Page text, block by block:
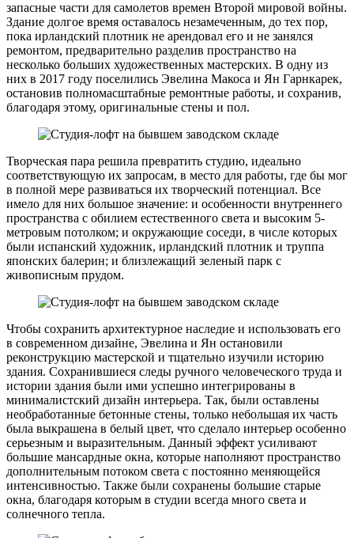
запасные части для самолетов времен Второй мировой войны.
Здание долгое время оставалось незамеченным, до тех пор,
пока ирландский плотник не арендовал его и не занялся
ремонтом, предварительно разделив пространство на
несколько больших художественных мастерских. В одну из
них в 2017 году поселились Эвелина Макоса и Ян Гарнкарек,
остановив полномасштабные ремонтные работы, и сохранив,
благодаря этому, оригинальные стены и пол.
Творческая пара решила превратить студию, идеально
соответствующую их запросам, в место для работы, где бы мог
в полной мере развиваться их творческий потенциал. Все
имело для них большое значение: и особенности внутреннего
пространства с обилием естественного света и высоким 5-
метровым потолком; и окружающие соседи, в числе которых
были испанский художник, ирландский плотник и труппа
японских балерин; и близлежащий зеленый парк с
живописным прудом.
Чтобы сохранить архитектурное наследие и использовать его
в современном дизайне, Эвелина и Ян остановили
реконструкцию мастерской и тщательно изучили историю
здания. Сохранившиеся следы ручного человеческого труда и
истории здания были ими успешно интегрированы в
минималистский дизайн интерьера. Так, были оставлены
необработанные бетонные стены, только небольшая их часть
была выкрашена в белый цвет, что сделало интерьер особенно
серьезным и выразительным. Данный эффект усиливают
большие мансардные окна, которые наполняют пространство
дополнительным потоком света с постоянно меняющейся
интенсивностью. Также были сохранены большие старые
окна, благодаря которым в студии всегда много света и
солнечного тепла.